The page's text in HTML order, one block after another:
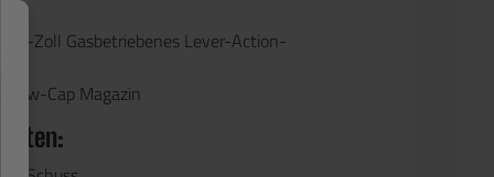
7-Zoll Gasbetriebenes Lever-Action-
Low-Cap Magazin